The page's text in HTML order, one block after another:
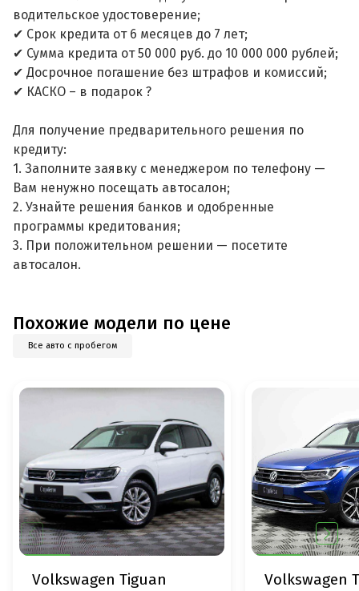
водительское удостоверение;
✔ Срок кредита от 6 месяцев до 7 лет;
✔ Сумма кредита от 50 000 руб. до 10 000 000 рублей;
✔ Досрочное погашение без штрафов и комиссий;
✔ КАСКО – в подарок ?
Для получение предварительного решения по
кредиту:
1. Заполните заявку с менеджером по телефону —
Вам ненужно посещать автосалон;
2. Узнайте решения банков и одобренные
программы кредитования;
3. При положительном решении — посетите
автосалон.
Похожие модели по цене
Все авто с пробегом
Volkswagen Tiguan Volkswagen